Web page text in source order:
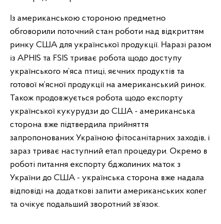
Із американською стороною предметно
обговорили поточний стан роботи над відкриттям
ринку США для української продукції. Наразі разом
із APHIS та FSIS триває робота щодо доступу
українського м’яса птиці, яєчних продуктів та
готової м’ясної продукції на американський ринок.
Також продовжується робота щодо експорту
української кукурудзи до США - американська
сторона вже підтвердила прийняття
запропонованих Україною фітосанітарних заходів, і
зараз триває наступний етап процедури. Окремо в
роботі питання експорту бджолиних маток з
України до США - українська сторона вже надала
відповіді на додаткові запити американських колег
та очікує подальший зворотний зв’язок.